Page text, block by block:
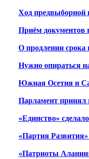
Ход предвыборной
Приём
О продлении
Нужно опираться
Южная Осетия и
Парламент принял
«Единство»
«Партия
«Патриоты